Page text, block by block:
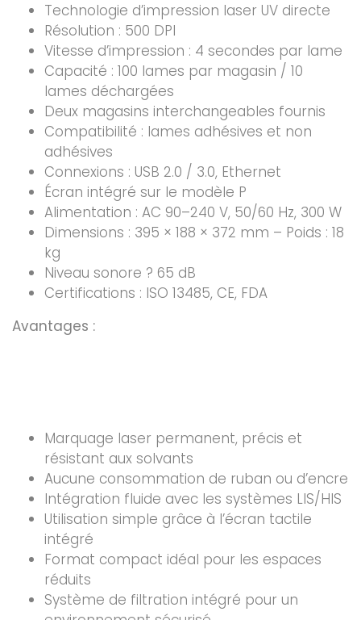
Technologie d’impression laser UV directe
Résolution : 500 DPI
Vitesse d’impression : 4 secondes par lame
Capacité : 100 lames par magasin / 10
lames déchargées
Deux magasins interchangeables fournis
Compatibilité : lames adhésives et non
adhésives
Connexions : USB 2.0 / 3.0, Ethernet
Écran intégré sur le modèle P
Alimentation : AC 90–240 V, 50/60 Hz, 300 W
Dimensions : 395 × 188 × 372 mm – Poids : 18
kg
Niveau sonore ? 65 dB
Certifications : ISO 13485, CE, FDA
Avantages :
Marquage laser permanent, précis et
résistant aux solvants
Aucune consommation de ruban ou d’encre
Intégration fluide avec les systèmes LIS/HIS
Utilisation simple grâce à l’écran tactile
intégré
Format compact idéal pour les espaces
réduits
Système de filtration intégré pour un